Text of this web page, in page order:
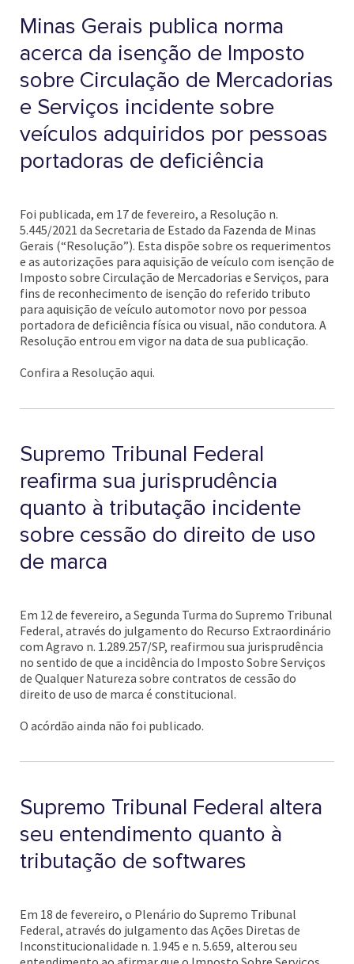
Minas Gerais publica norma
acerca da isenção de Imposto
sobre Circulação de Mercadorias
e Serviços incidente sobre
veículos adquiridos por pessoas
portadoras de deficiência
Foi publicada, em 17 de fevereiro, a Resolução n.
5.445/2021 da Secretaria de Estado da Fazenda de Minas
Gerais (“Resolução”). Esta dispõe sobre os requerimentos
e as autorizações para aquisição de veículo com isenção de
Imposto sobre Circulação de Mercadorias e Serviços, para
fins de reconhecimento de isenção do referido tributo
para aquisição de veículo automotor novo por pessoa
portadora de deficiência física ou visual, não condutora. A
Resolução entrou em vigor na data de sua publicação.
Confira a Resolução aqui.
Supremo Tribunal Federal
reafirma sua jurisprudência
quanto à tributação incidente
sobre cessão do direito de uso
de marca
Em 12 de fevereiro, a Segunda Turma do Supremo Tribunal
Federal, através do julgamento do Recurso Extraordinário
com Agravo n. 1.289.257/SP, reafirmou sua jurisprudência
no sentido de que a incidência do Imposto Sobre Serviços
de Qualquer Natureza sobre contratos de cessão do
direito de uso de marca é constitucional.
O acórdão ainda não foi publicado.
Supremo Tribunal Federal altera
seu entendimento quanto à
tributação de softwares
Em 18 de fevereiro, o Plenário do Supremo Tribunal
Federal, através do julgamento das Ações Diretas de
Inconstitucionalidade n. 1.945 e n. 5.659, alterou seu